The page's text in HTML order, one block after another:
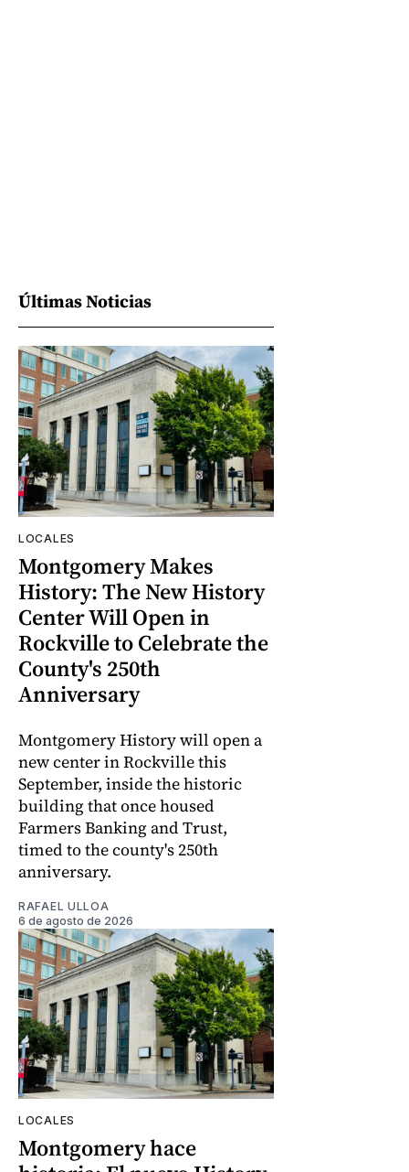
Últimas Noticias
LOCALES
Montgomery Makes
History: The New History
Center Will Open in
Rockville to Celebrate the
County's 250th
Anniversary
Montgomery History will open a
new center in Rockville this
September, inside the historic
building that once housed
Farmers Banking and Trust,
timed to the county's 250th
anniversary.
RAFAEL ULLOA
6 de agosto de 2026
LOCALES
Montgomery hace